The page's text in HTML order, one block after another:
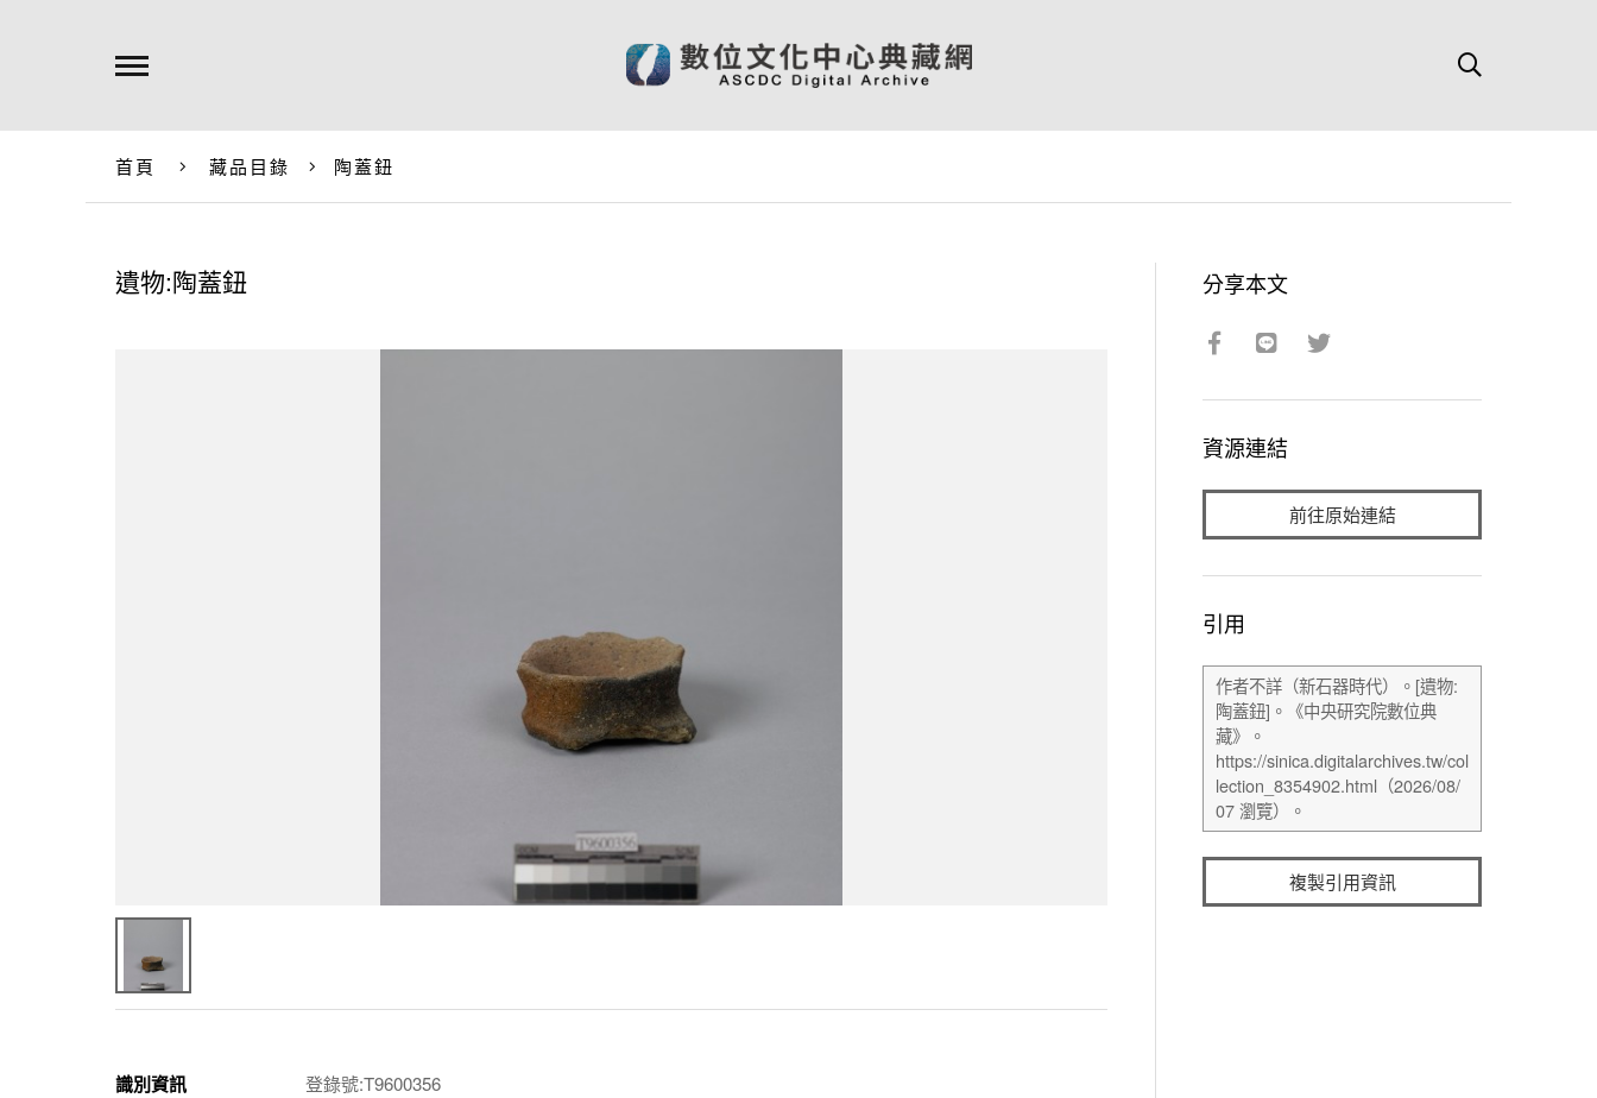
首頁 藏品目錄 陶蓋鈕
遺物:陶蓋鈕
識別資訊 登錄號:T9600356
分享本文
資源連結
前往原始連結
引用
複製引用資訊